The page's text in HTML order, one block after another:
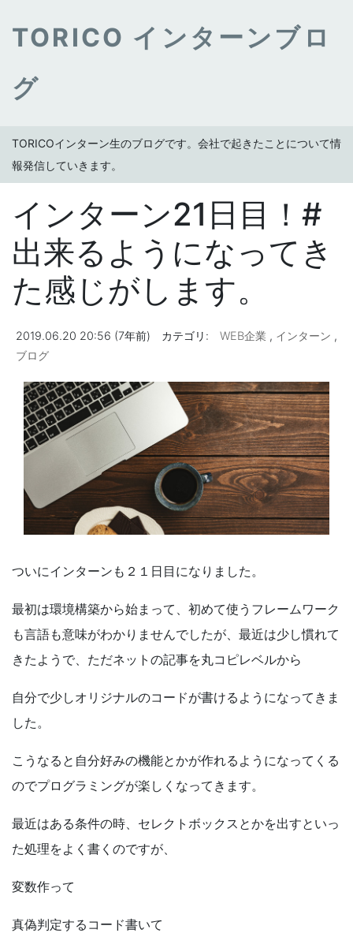
TORICO インターンブロ
グ
TORICOインターン生のブログです。会社で起きたことについて情
報発信していきます。
インターン21日目！#
出来るようになってき
た感じがします。
2019.06.20 20:56 (7年前) カテゴリ: WEB企業 , インターン ,
ブログ
ついにインターンも２１日目になりました。
最初は環境構築から始まって、初めて使うフレームワーク
も言語も意味がわかりませんでしたが、最近は少し慣れて
きたようで、ただネットの記事を丸コピレベルから
自分で少しオリジナルのコードが書けるようになってきま
した。
こうなると自分好みの機能とかが作れるようになってくる
のでプログラミングが楽しくなってきます。
最近はある条件の時、セレクトボックスとかを出すといっ
た処理をよく書くのですが、
変数作って
真偽判定するコード書いて